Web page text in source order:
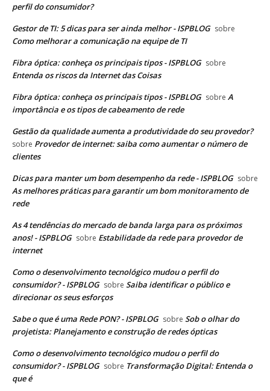
perfil do consumidor?
Gestor de TI: 5 dicas para ser ainda melhor - ISPBLOG sobre
Como melhorar a comunicação na equipe de TI
Fibra óptica: conheça os principais tipos - ISPBLOG sobre
Entenda os riscos da Internet das Coisas
Fibra óptica: conheça os principais tipos - ISPBLOG sobre A
importância e os tipos de cabeamento de rede
Gestão da qualidade aumenta a produtividade do seu provedor?
sobre Provedor de internet: saiba como aumentar o número de
clientes
Dicas para manter um bom desempenho da rede - ISPBLOG sobre
As melhores práticas para garantir um bom monitoramento de
rede
As 4 tendências do mercado de banda larga para os próximos
anos! - ISPBLOG sobre Estabilidade da rede para provedor de
internet
Como o desenvolvimento tecnológico mudou o perfil do
consumidor? - ISPBLOG sobre Saiba identificar o público e
direcionar os seus esforços
Sabe o que é uma Rede PON? - ISPBLOG sobre Sob o olhar do
projetista: Planejamento e construção de redes ópticas
Como o desenvolvimento tecnológico mudou o perfil do
consumidor? - ISPBLOG sobre Transformação Digital: Entenda o
que é